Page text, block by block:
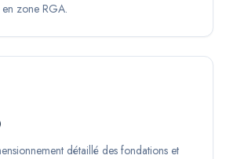
zone RGA.
détaillé des fondations et